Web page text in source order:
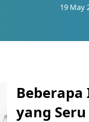
19 May
yang